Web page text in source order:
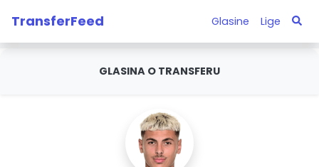
TransferFeed Glasine Lige
GLASINA O TRANSFERU